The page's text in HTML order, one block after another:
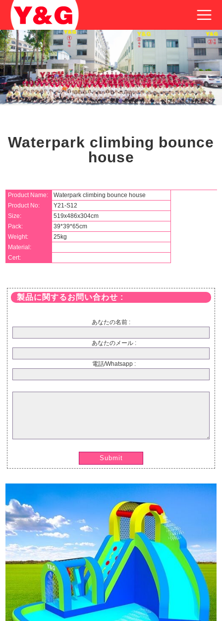
Waterpark climbing bounce
house
Product Name:
Waterpark climbing bounce house
Product No:
Y21-S12
Size:
519x486x304cm
Pack:
39*39*65cm
Weight:
25kg
Material:
Cert:
製品に関するお問い合わせ :
あなたの名前 :
あなたのメール :
電話/Whatsapp :
Submit